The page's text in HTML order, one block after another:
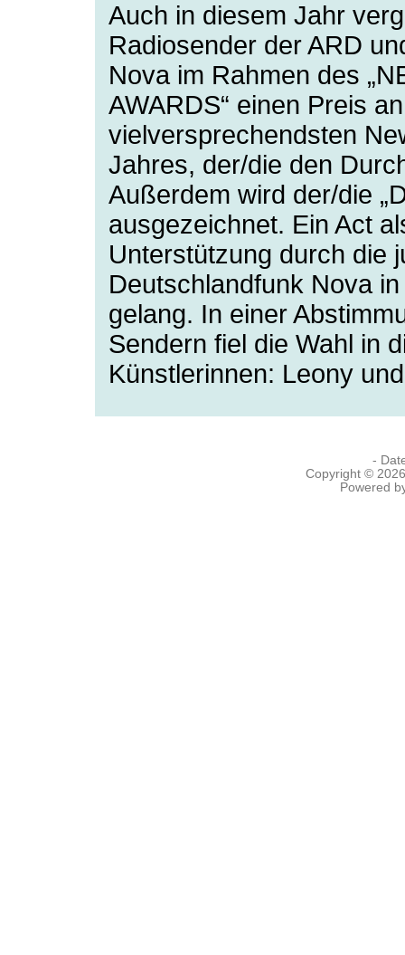
Auch in diesem Jahr
Radiosender der ARD
Nova im Rahmen des
AWARDS“ einen Preis
vielversprechendsten
Jahres, der/die den
Außerdem wird der/die
ausgezeichnet. Ein Act
Unterstützung durch die
Deutschlandfunk Nova
gelang. In einer
Sendern fiel die Wahl in
Künstlerinnen: Leony
-
Copyright ©
Powered